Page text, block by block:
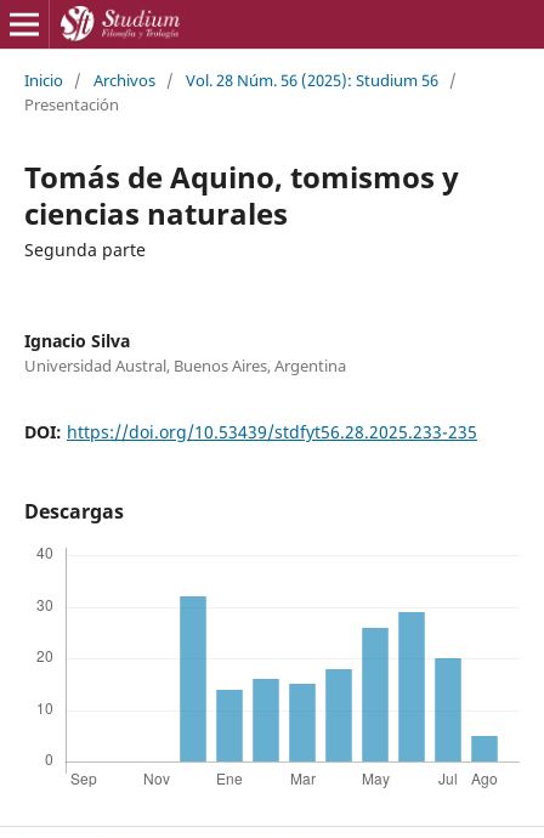
Inicio / Archivos / Vol. 28 Núm. 56 (2025): Studium 56 /
Presentación
Tomás de Aquino, tomismos y
ciencias naturales
Segunda parte
Ignacio Silva
Universidad Austral, Buenos Aires, Argentina
DOI: https://doi.org/10.53439/stdfyt56.28.2025.233-235
Descargas